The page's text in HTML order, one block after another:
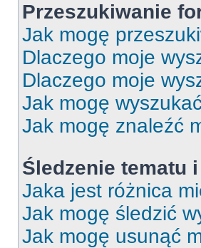
Przeszukiwanie
Jak mogę
Dlaczego moje
Dlaczego moje
Jak mogę
Jak mogę znaleźć
Śledzenie tematu i
Jaka jest różnica
Jak mogę śledzić
Jak mogę usunąć